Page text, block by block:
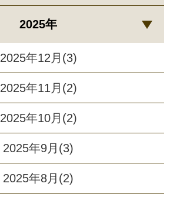
2025年
2025年12月(3)
2025年11月(2)
2025年10月(2)
2025年9月(3)
2025年8月(2)